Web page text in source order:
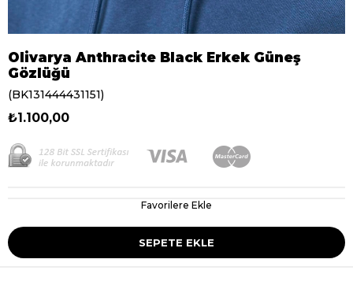
Olivarya Anthracite Black Erkek Güneş
Gözlüğü
(BK131444431151)
₺1.100,00
Favorilere Ekle